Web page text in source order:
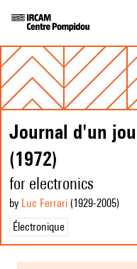
Journal d'un
(1972)
for electronics
by Luc Ferrari (1929-2005)
Électronique